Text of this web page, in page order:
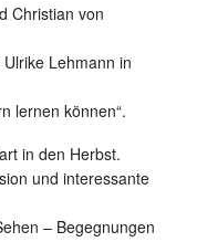
Christian von
Lehmann in
lernen können“.
in den Herbst.
und interessante
– Begegnungen